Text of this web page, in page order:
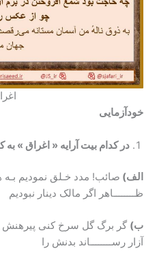
خودآزمایی
در کدام بیت آرایه « اغراق » به
الف) صائب! مدد خـلق
ظــــــــاهر اگر مالک دینار نبودیم
ب) گر برگ گل سرخ کنی
آزار رســــــــاند بدنش را